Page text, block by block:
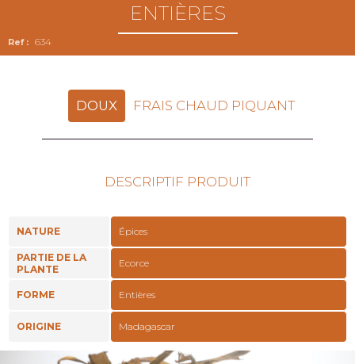
634
ENTIÈRES
DOUX FRAIS CHAUD PIQUANT
DESCRIPTIF PRODUIT
NATURE Épices
PARTIE DE LA
PLANTE
Ecorce
FORME Entières
ORIGINE Madagascar